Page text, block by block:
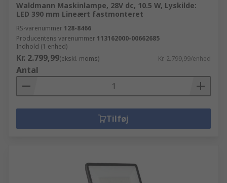
Waldmann Maskinlampe, 28V dc, 10.5 W, Lyskilde:
LED 390 mm Lineært fastmonteret
RS-varenummer 128-8466
Producentens varenummer 113162000-00662685
Indhold (1 enhed)
Kr. 2.799,99(ekskl. moms) Kr. 2.799,99/enhed
Antal
Tilføj